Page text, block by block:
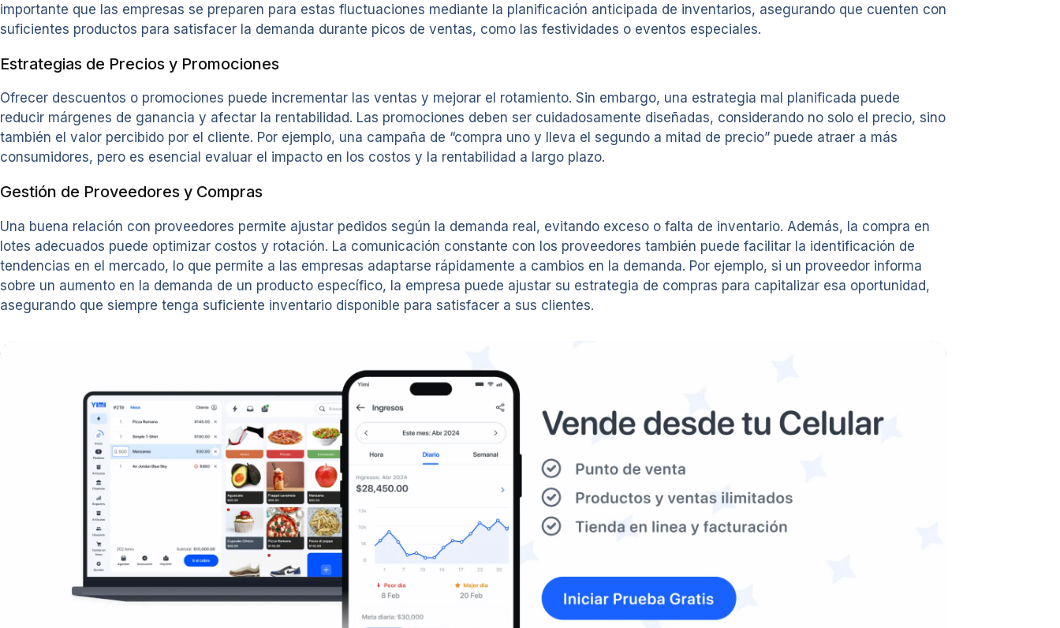
importante que las empresas se preparen para estas fluctuaciones mediante la planificación anticipada de inventarios, asegurando que cuenten con
suficientes productos para satisfacer la demanda durante picos de ventas, como las festividades o eventos especiales.
Estrategias de Precios y Promociones
Ofrecer descuentos o promociones puede incrementar las ventas y mejorar el rotamiento. Sin embargo, una estrategia mal planificada puede
reducir márgenes de ganancia y afectar la rentabilidad. Las promociones deben ser cuidadosamente diseñadas, considerando no solo el precio, sino
también el valor percibido por el cliente. Por ejemplo, una campaña de “compra uno y lleva el segundo a mitad de precio” puede atraer a más
consumidores, pero es esencial evaluar el impacto en los costos y la rentabilidad a largo plazo.
Gestión de Proveedores y Compras
Una buena relación con proveedores permite ajustar pedidos según la demanda real, evitando exceso o falta de inventario. Además, la compra en
lotes adecuados puede optimizar costos y rotación. La comunicación constante con los proveedores también puede facilitar la identificación de
tendencias en el mercado, lo que permite a las empresas adaptarse rápidamente a cambios en la demanda. Por ejemplo, si un proveedor informa
sobre un aumento en la demanda de un producto específico, la empresa puede ajustar su estrategia de compras para capitalizar esa oportunidad,
asegurando que siempre tenga suficiente inventario disponible para satisfacer a sus clientes.